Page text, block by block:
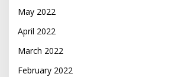
May 2022
April 2022
March 2022
February 2022